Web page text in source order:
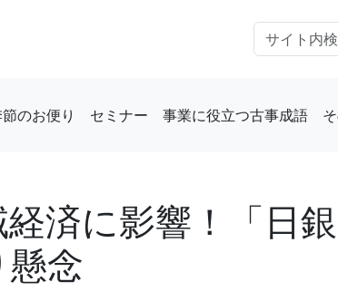
のお便り セミナー 事業に役立つ古事成語
済に影響！「日
念